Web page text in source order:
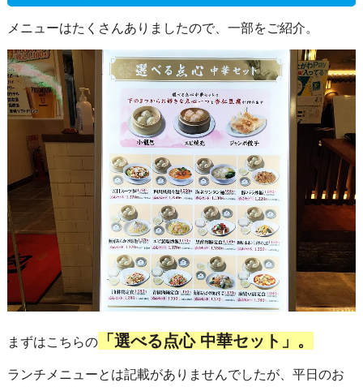
メニューはたくさんありましたので、一部をご紹介。
まずはこちらの「選べる点心 中華セット」。
ランチメニューとは記載がありませんでしたが、平日のお